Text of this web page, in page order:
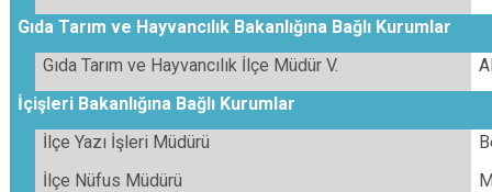
Gıda Tarım ve Hayvancılık Bakanlığına Bağlı Kurumlar
Gıda Tarım ve Hayvancılık İlçe Müdür V.
İçişleri Bakanlığına Bağlı Kurumlar
İlçe Yazı İşleri Müdürü
İlçe Nüfus Müdürü